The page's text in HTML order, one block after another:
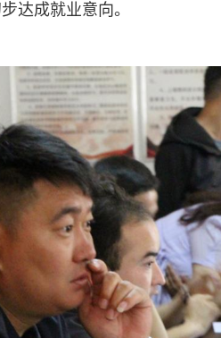
达成就业意向。​